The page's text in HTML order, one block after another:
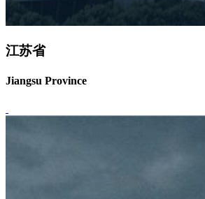
江苏省
Jiangsu Province